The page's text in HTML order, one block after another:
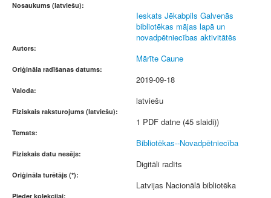
Nosaukums (latviešu):
Ieskats Jēkabpils Galvenās
bibliotēkas mājas lapā un
novadpētniecības aktivitātēs
Autors:
Mārīte Caune
Oriģināla radīšanas datums:
2019-09-18
Valoda:
latviešu
Fiziskais raksturojums (latviešu):
1 PDF datne (45 slaidi))
Temats:
Bibliotēkas--Novadpētniecība
Fiziskais datu nesējs:
Digitāli radīts
Oriģināla turētājs (*):
Latvijas Nacionālā bibliotēka
Pieder kolekcijai: